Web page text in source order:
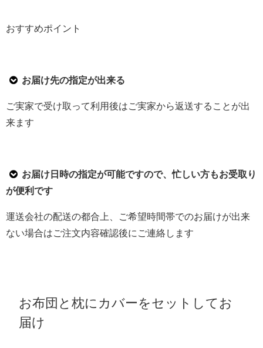
おすすめポイント
お届け先の指定が出来る
ご実家で受け取って利用後はご実家から返送することが出
来ます
お届け日時の指定が可能ですので、忙しい方もお受取り
が便利です
運送会社の配送の都合上、ご希望時間帯でのお届けが出来
ない場合はご注文内容確認後にご連絡します
お布団と枕にカバーをセットしてお
届け